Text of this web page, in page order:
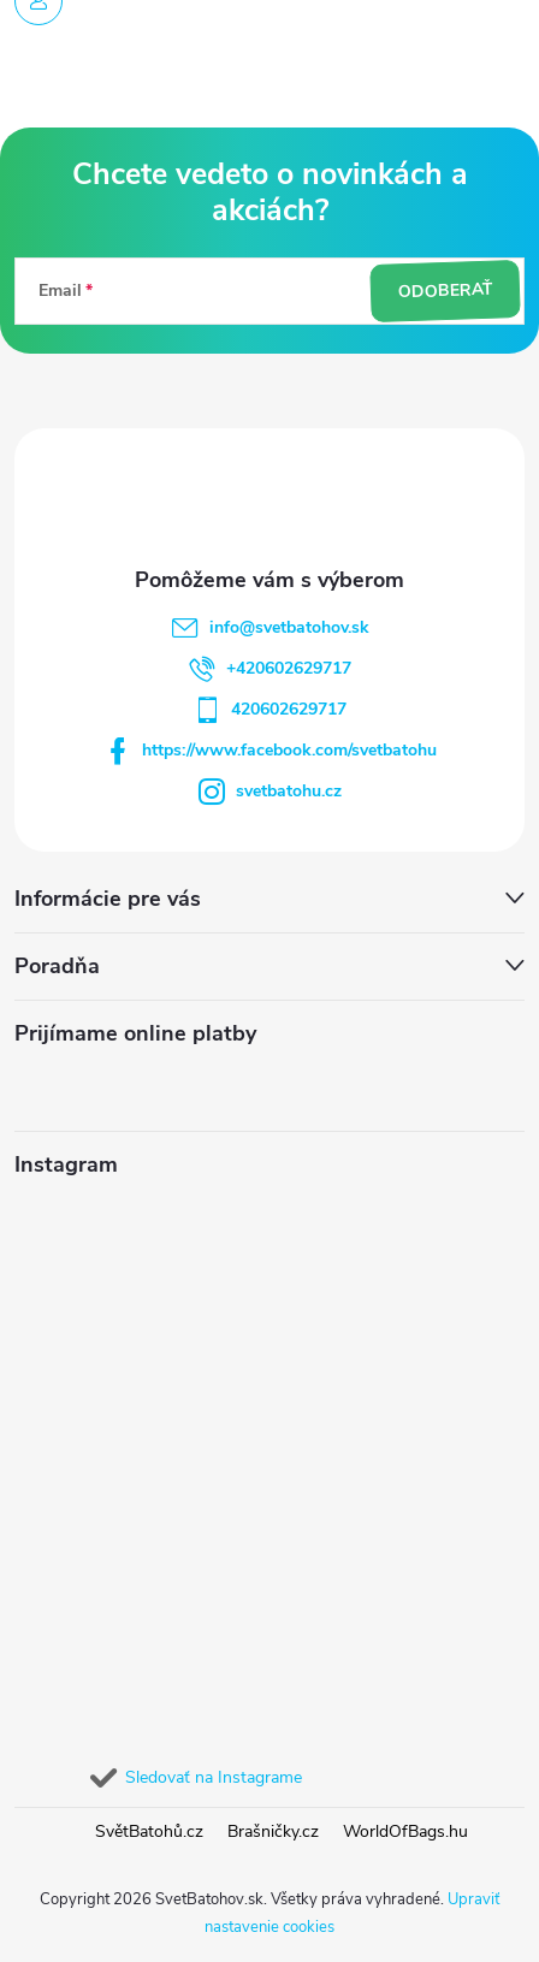
á
ä
Email ODOBERAŤ
info@svetbatohov.sk
+420602629717
420602629717
https://www.facebook.com/svetbatohu
svetbatohu.cz
Informácie pre vás
Poradňa
Prijímame online platby
Instagram
Sledovať na Instagrame
SvětBatohů.cz Brašničky.cz WorldOfBags.hu
Copyright 2026 SvetBatohov.sk. Všetky práva vyhradené. Upraviť
nastavenie cookies